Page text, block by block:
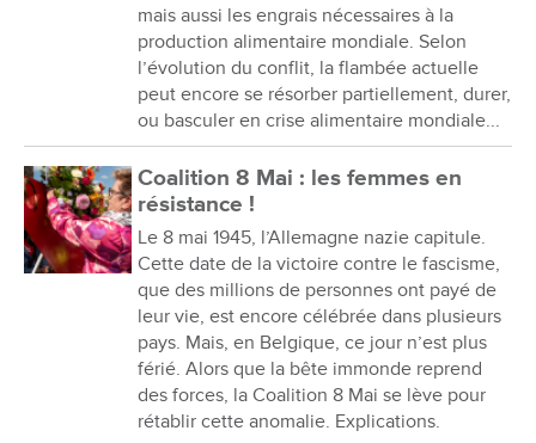
mais aussi les engrais nécessaires à la
production alimentaire mondiale. Selon
l’évolution du conflit, la flambée actuelle
peut encore se résorber partiellement, durer,
ou basculer en crise alimentaire mondiale...
Coalition 8 Mai : les femmes en
résistance !
Le 8 mai 1945, l’Allemagne nazie capitule.
Cette date de la victoire contre le fascisme,
que des millions de personnes ont payé de
leur vie, est encore célébrée dans plusieurs
pays. Mais, en Belgique, ce jour n’est plus
férié. Alors que la bête immonde reprend
des forces, la Coalition 8 Mai se lève pour
rétablir cette anomalie. Explications.